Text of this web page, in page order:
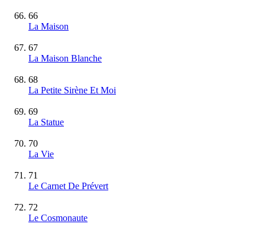
66
La Maison
67
La Maison Blanche
68
La Petite Sirène Et Moi
69
La Statue
70
La Vie
71
Le Carnet De Prévert
72
Le Cosmonaute